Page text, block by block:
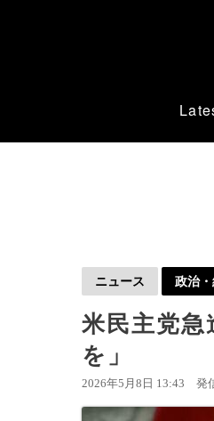
ニュース 政治
米民主党
を」
2026年5月8日 13:43 発